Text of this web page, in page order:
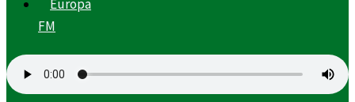
Europa
FM